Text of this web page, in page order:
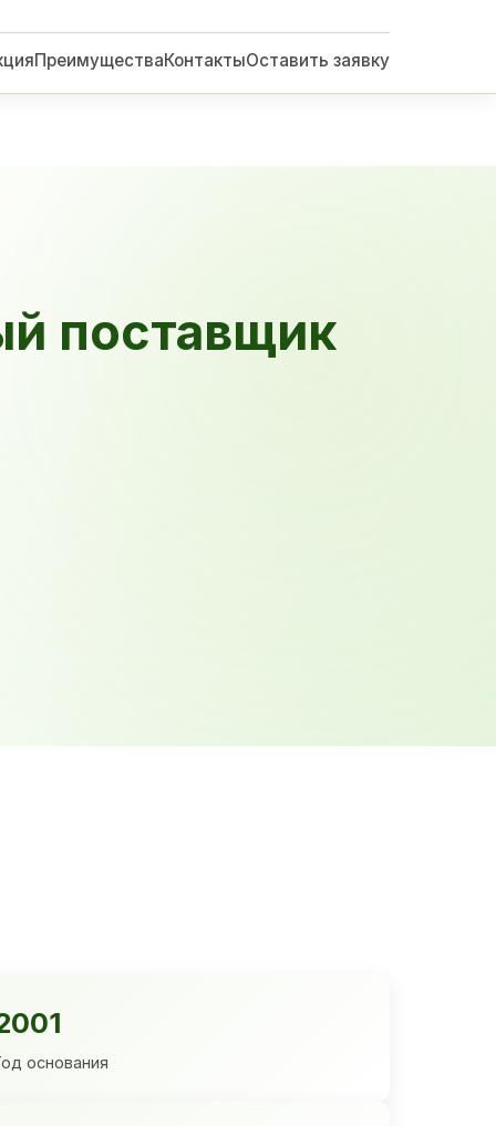
ПреимуществаКонтактыОставить заявку
поставщик
основания